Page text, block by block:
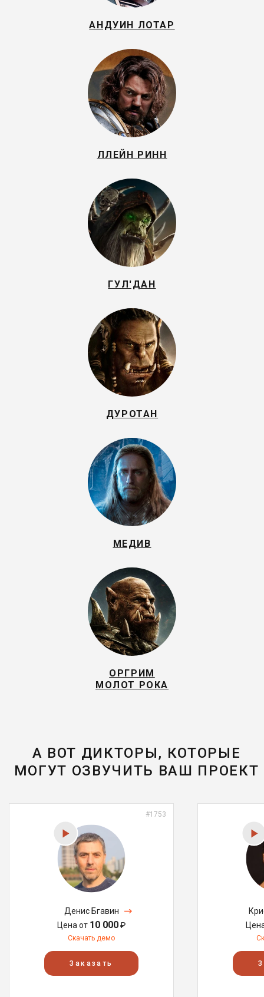
АНДУИН ЛОТАР
ЛЛЕЙН РИНН
ГУЛ'ДАН
ДУРОТАН
МЕДИВ
ОРГРИМ
МОЛОТ РОКА
А ВОТ ДИКТОРЫ, КОТОРЫЕ
МОГУТ ОЗВУЧИТЬ ВАШ ПРОЕКТ
#1753
Денис Бгавин
Цена от 10 000₽
Скачать демо
Заказать